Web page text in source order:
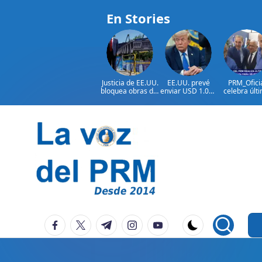
En Stories
Justicia de EE.UU.
bloquea obras del
Trump
EE.UU. prevé
enviar USD 1.000
ayuda a Colombia
celebra
contenido
eVoz
Del
facebook.com
twitter.com
t.me instagram.com
youtube.com